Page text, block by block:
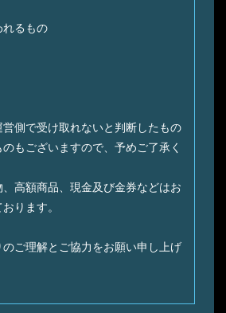
れるもの
側で受け取れないと判断したもの
もございますので、予めご了承く
高額商品、現金及び金券などはお
ります。
ご理解とご協力をお願い申し上げ